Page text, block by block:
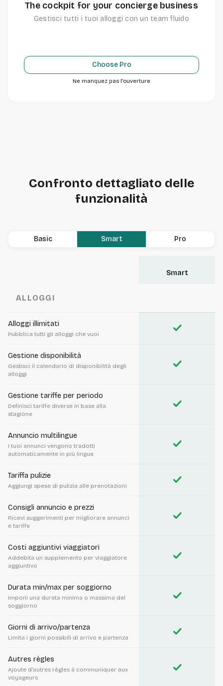
The cockpit for your concierge business
Gestisci tutti i tuoi alloggi con un team fluido
Choose Pro
Ne manquez pas l'ouverture
Confronto dettagliato delle
funzionalità
Basic Smart Pro
Smart
ALLOGGI
Alloggi illimitati
Pubblica tutti gli alloggi che vuoi check
Gestione disponibilità
Gestisci il calendario di disponibilità degli
alloggi
check
Gestione tariffe per periodo
Definisci tariffe diverse in base alla
stagione
check
Annuncio multilingue
I tuoi annunci vengono tradotti
automaticamente in più lingue
check
Tariffa pulizie
Aggiungi spese di pulizia alle prenotazioni check
Consigli annuncio e prezzi
Ricevi suggerimenti per migliorare annunci
e tariffe
check
Costi aggiuntivi viaggiatori
Addebita un supplemento per viaggiatore
aggiuntivo
check
Durata min/max per soggiorno
Imponi una durata minima o massima del
soggiorno
check
Giorni di arrivo/partenza
Limita i giorni possibili di arrivo e partenza check
Autres règles
Ajoute d'autres règles à communiquer aux
voyageurs
check